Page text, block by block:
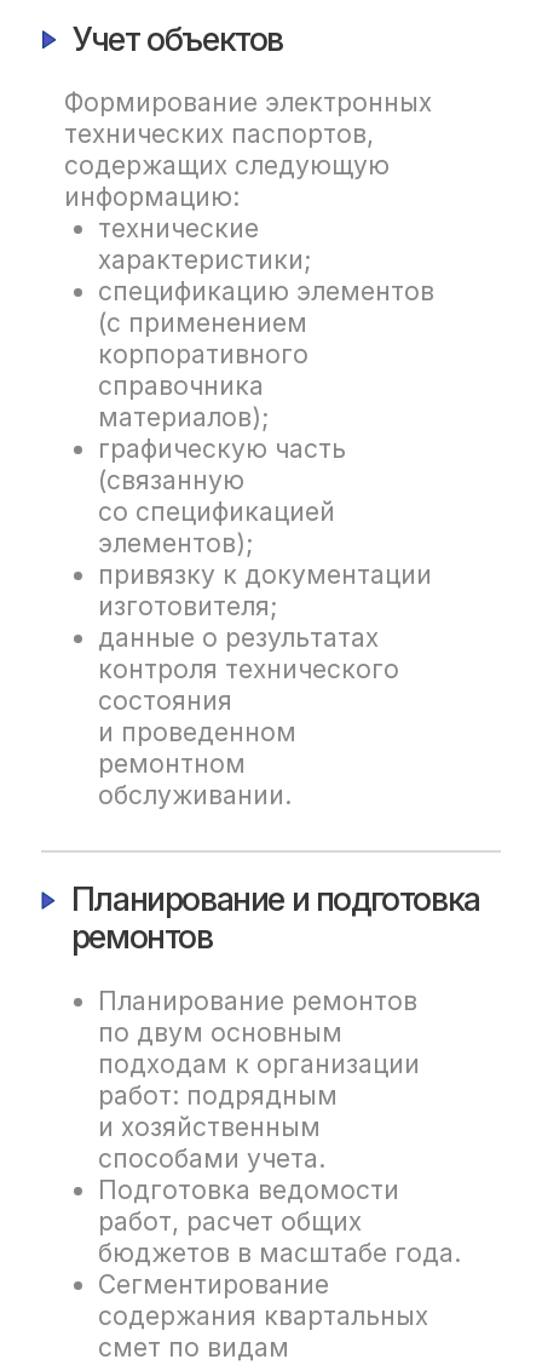
Планирование ремонтов
по двум основным
подходам к организации
работ: подрядным
и хозяйственным
способами учета.
Подготовка ведомости
работ, расчет общих
бюджетов в масштабе года.
Сегментирование
содержания квартальных
смет по видам
оборудования, видам
обслуживания и т. д.
Формирование ведомости
работ на ревизию
оборудования на основе
информации о составных
элементах объектов,
принятых технологиях
расходования материалов.
Использование единого
справочника материалов
в паспортах, ведомостях
работ и заявках
на материалы.
Планирование и подготовка
ремонтов
ремонтном
обслуживании.
Контроль выполнения работ
подрядным
и хозяйственным
способами учёта.
Учёт расхода материалов
Контроль исполнения
ремонтов
Контроль состояния объектов,
экспертизы промышленной
безопасности и учет ее
результатов при подготовке
ремонтных работ для
устранения выявленных
неисправностей.
Мониторинг
технического состояния